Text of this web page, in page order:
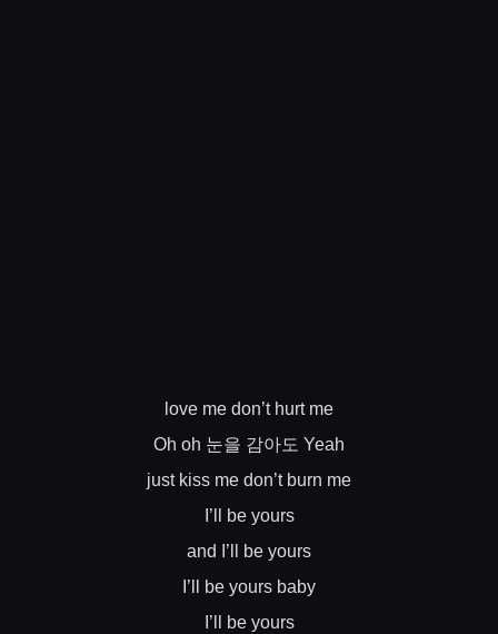
love me don’t hurt me
Oh oh 눈을 감아도 Yeah
just kiss me don’t burn me
I’ll be yours
and I’ll be yours
I’ll be yours baby
I’ll be yours